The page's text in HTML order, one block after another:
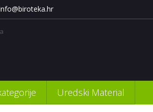
Uredski Material